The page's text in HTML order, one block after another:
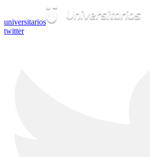
universitarios
twitter